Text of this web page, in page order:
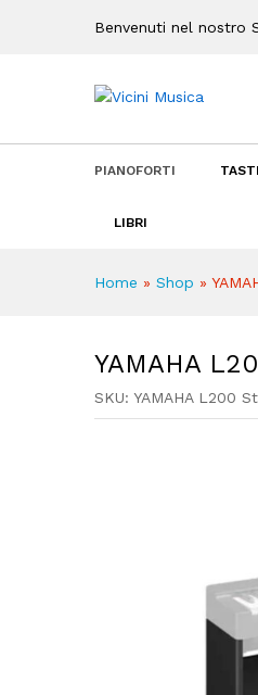
Benvenuti nel nostro
PIANOFORTI
LIBRI
Home » Shop »
YAMAHA
SKU: YAMAHA L200